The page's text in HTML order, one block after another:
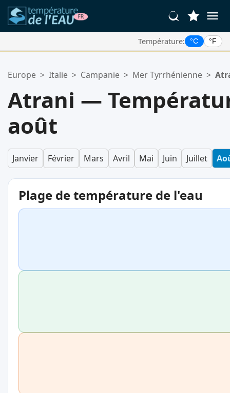
Température: °C °F
Votre liste de favoris est vide.
Europe > Italie > Campanie > Mer Tyrrhénienne >
Atrani —
août
Janvier Février Mars Avril Mai Juin Juillet
Plage de température de l'eau